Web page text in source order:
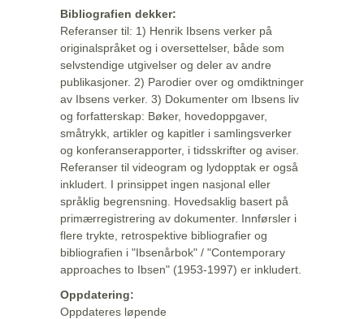
Bibliografien dekker:
Referanser til: 1) Henrik Ibsens verker på
originalspråket og i oversettelser, både som
selvstendige utgivelser og deler av andre
publikasjoner. 2) Parodier over og omdiktninger
av Ibsens verker. 3) Dokumenter om Ibsens liv
og forfatterskap: Bøker, hovedoppgaver,
småtrykk, artikler og kapitler i samlingsverker
og konferanserapporter, i tidsskrifter og aviser.
Referanser til videogram og lydopptak er også
inkludert. I prinsippet ingen nasjonal eller
språklig begrensning. Hovedsaklig basert på
primærregistrering av dokumenter. Innførsler i
flere trykte, retrospektive bibliografier og
bibliografien i "Ibsenårbok" / "Contemporary
approaches to Ibsen" (1953-1997) er inkludert.
Oppdatering:
Oppdateres løpende